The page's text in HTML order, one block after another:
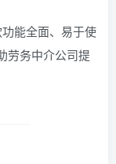
能全面、易于使
劳务中介公司提